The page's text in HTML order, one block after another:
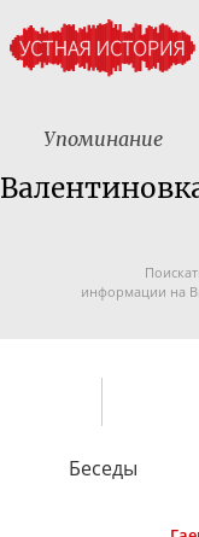
Упоминание
информации на
Беседы